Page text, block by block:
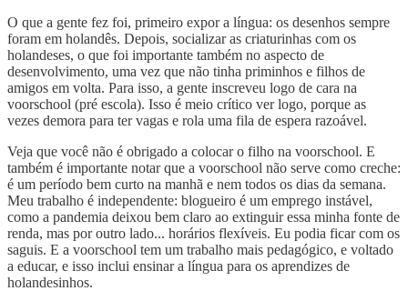
O que a gente fez foi, primeiro expor a língua: os desenhos sempre
foram em holandês. Depois, socializar as criaturinhas com os
holandeses, o que foi importante também no aspecto de
desenvolvimento, uma vez que não tinha priminhos e filhos de
amigos em volta. Para isso, a gente inscreveu logo de cara na
voorschool (pré escola). Isso é meio crítico ver logo, porque as
vezes demora para ter vagas e rola uma fila de espera razoável.
Veja que você não é obrigado a colocar o filho na voorschool. E
também é importante notar que a voorschool não serve como creche:
é um período bem curto na manhã e nem todos os dias da semana.
Meu trabalho é independente: blogueiro é um emprego instável,
como a pandemia deixou bem claro ao extinguir essa minha fonte de
renda, mas por outro lado... horários flexíveis. Eu podia ficar com os
saguis. E a voorschool tem um trabalho mais pedagógico, e voltado
a educar, e isso inclui ensinar a língua para os aprendizes de
holandesinhos.